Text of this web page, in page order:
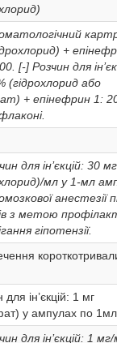
+
[-] Розчин для
(гідрохлорид або
+ епінефрин 1:
для ін’єкцій: 30 мг
мл у 1-мл
анестезії
з метою
гіпотензії.
для ін’єкцій: 1 мг
у ампулах по
для ін’єкцій: 1